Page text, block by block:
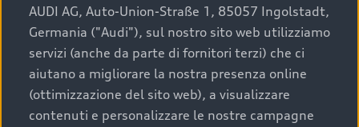
La qualità di acquistare
un’auto usata Audi
AUDI AG, Auto-Union-Straße 1, 85057 Ingolstadt,
Germania ("Audi"), sul nostro sito web utilizziamo
servizi (anche da parte di fornitori terzi) che ci
aiutano a migliorare la nostra presenza online
(ottimizzazione del sito web), a visualizzare
contenuti e personalizzare le nostre campagne